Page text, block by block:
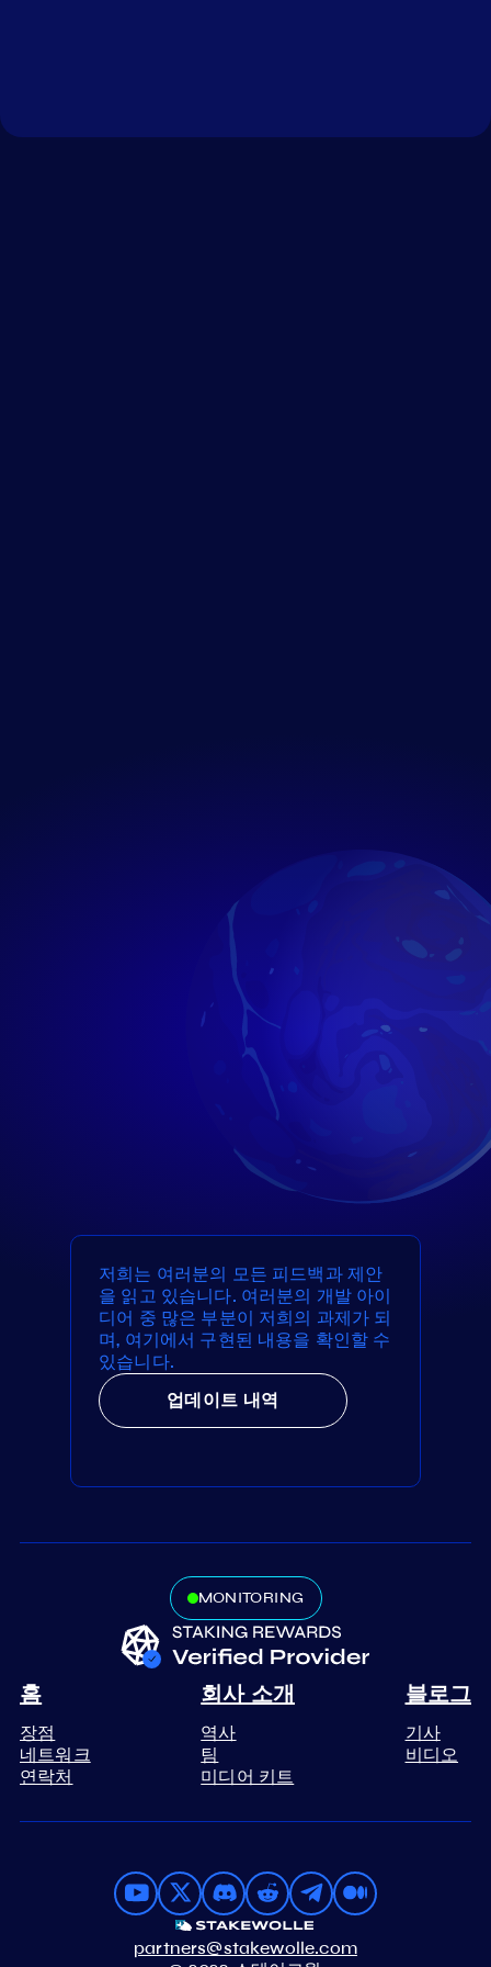
저희는 여러분의 모든 피드백과 제안
을 읽고 있습니다. 여러분의 개발 아이
디어 중 많은 부분이 저희의 과제가 되
며, 여기에서 구현된 내용을 확인할 수
있습니다.
업데이트 내역
MONITORING
홈
장점
네트워크
연락처
회사 소개
역사
팀
미디어 키트
블로그
기사
비디오
partners@stakewolle.com